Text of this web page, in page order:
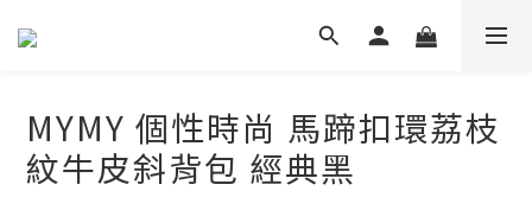
MYMY 個性時尚 馬蹄扣環荔枝
紋牛皮斜背包 經典黑